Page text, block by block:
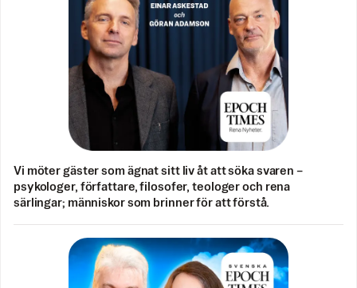
Vi möter gäster som ägnat sitt liv åt att söka svaren –
psykologer, författare, filosofer, teologer och rena
särlingar; människor som brinner för att förstå.